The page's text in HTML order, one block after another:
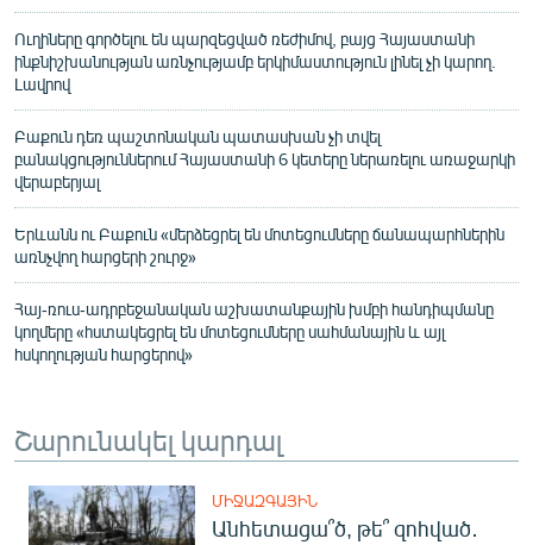
Ուղիները գործելու են պարզեցված ռեժիմով, բայց Հայաստանի
ինքնիշխանության առնչությամբ երկիմաստություն լինել չի կարող.
Լավրով
Բաքուն դեռ պաշտոնական պատասխան չի տվել
բանակցություններում Հայաստանի 6 կետերը ներառելու առաջարկի
վերաբերյալ
Երևանն ու Բաքուն «մերձեցրել են մոտեցումները ճանապարհներին
առնչվող հարցերի շուրջ»
Հայ-ռուս-ադրբեջանական աշխատանքային խմբի հանդիպմանը
կողմերը «հստակեցրել են մոտեցումները սահմանային և այլ
հսկողության հարցերով»
Շարունակել կարդալ
ՄԻՋԱԶԳԱՅԻՆ
Անհետացա՞ծ, թե՞ զոհված․